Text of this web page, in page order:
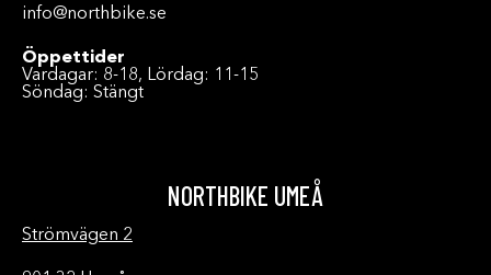
info@northbike.se
Öppettider
Vardagar: 8-18, Lördag: 11-15
Söndag: Stängt
NORTHBIKE UMEÅ
Strömvägen 2